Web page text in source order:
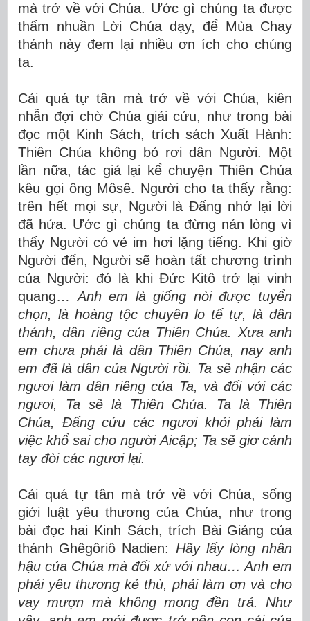
mà trở về với Chúa. Ước gì chúng ta được
thấm nhuần Lời Chúa dạy, để Mùa Chay
thánh này đem lại nhiều ơn ích cho chúng
ta.
Cải quá tự tân mà trở về với Chúa, kiên
nhẫn đợi chờ Chúa giải cứu, như trong bài
đọc một Kinh Sách, trích sách Xuất Hành:
Thiên Chúa không bỏ rơi dân Người. Một
lần nữa, tác giả lại kể chuyện Thiên Chúa
kêu gọi ông Môsê. Người cho ta thấy rằng:
trên hết mọi sự, Người là Đấng nhớ lại lời
đã hứa. Ước gì chúng ta đừng nản lòng vì
thấy Người có vẻ im hơi lặng tiếng. Khi giờ
Người đến, Người sẽ hoàn tất chương trình
của Người: đó là khi Đức Kitô trở lại vinh
quang…Anh em là giống nòi được tuyển
chọn, là hoàng tộc chuyên lo tế tự, là dân
thánh, dân riêng của Thiên Chúa. Xưa anh
em chưa phải là dân Thiên Chúa, nay anh
em đã là dân của Người rồi. Ta sẽ nhận các
ngươi làm dân riêng của Ta, và đối với các
ngươi, Ta sẽ là Thiên Chúa.
Ta là Thiên
Chúa, Đấng cứu các ngươi khỏi phải làm
việc khổ sai cho người Aicập; Ta sẽ giơ cánh
tay đòi các ngươi lại.
Cải quá tự tân mà trở về với Chúa, sống
giới luật yêu thương của Chúa, như trong
bài đọc hai Kinh Sách, trích Bài Giảng của
thánh Ghêgôriô Nadien: Hãy lấy lòng nhân
hậu của Chúa mà đối xử với nhau… Anh em
phải yêu thương kẻ thù, phải làm ơn và cho
vay mượn mà không mong đền trả. Như